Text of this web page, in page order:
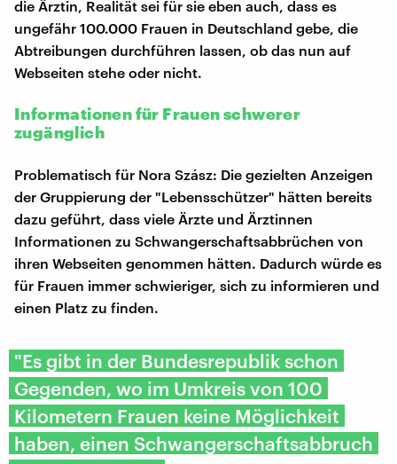
die Ärztin, Realität sei für sie eben auch, dass es
ungefähr 100.000 Frauen in Deutschland gebe, die
Abtreibungen durchführen lassen, ob das nun auf
Webseiten stehe oder nicht.
Informationen für Frauen schwerer
zugänglich
Problematisch für Nora Szász: Die gezielten Anzeigen
der Gruppierung der "Lebensschützer" hätten bereits
dazu geführt, dass viele Ärzte und Ärztinnen
Informationen zu Schwangerschaftsabbrüchen von
ihren Webseiten genommen hätten. Dadurch würde es
für Frauen immer schwieriger, sich zu informieren und
einen Platz zu finden.
"Es gibt in der Bundesrepublik schon
Gegenden, wo im Umkreis von 100
Kilometern Frauen keine Möglichkeit
haben, einen Schwangerschaftsabbruch